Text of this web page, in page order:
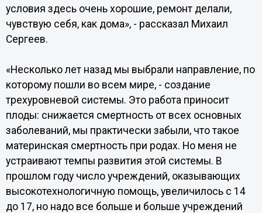
условия здесь очень хорошие, ремонт делали,
чувствую себя, как дома», - рассказал Михаил
Сергеев.
«Несколько лет назад мы выбрали направление, по
которому пошли во всем мире, - создание
трехуровневой системы. Это работа приносит
плоды: снижается смертность от всех основных
заболеваний, мы практически забыли, что такое
материнская смертность при родах. Но меня не
устраивают темпы развития этой системы. В
прошлом году число учреждений, оказывающих
высокотехнологичную помощь, увеличилось с 14
до 17, но надо все больше и больше учреждений